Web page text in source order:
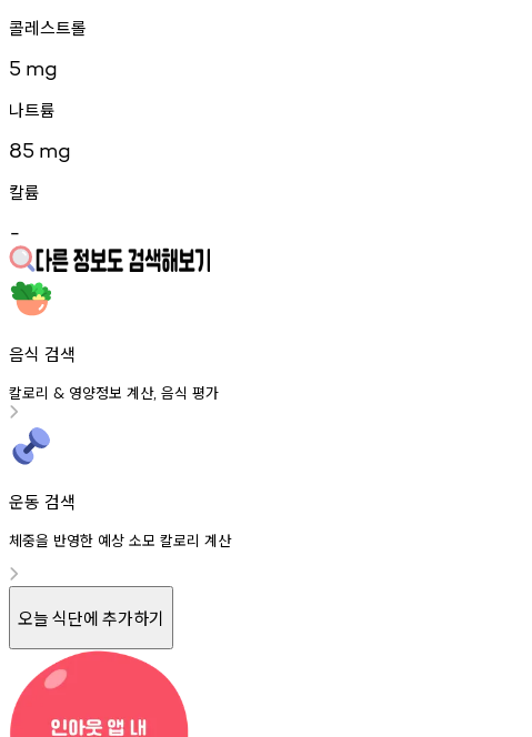
콜레스트롤
5 mg
나트륨
85 mg
칼륨
-
음식 검색
칼로리 & 영양정보 계산, 음식 평가
운동 검색
체중을 반영한 예상 소모 칼로리 계산
오늘 식단에 추가하기